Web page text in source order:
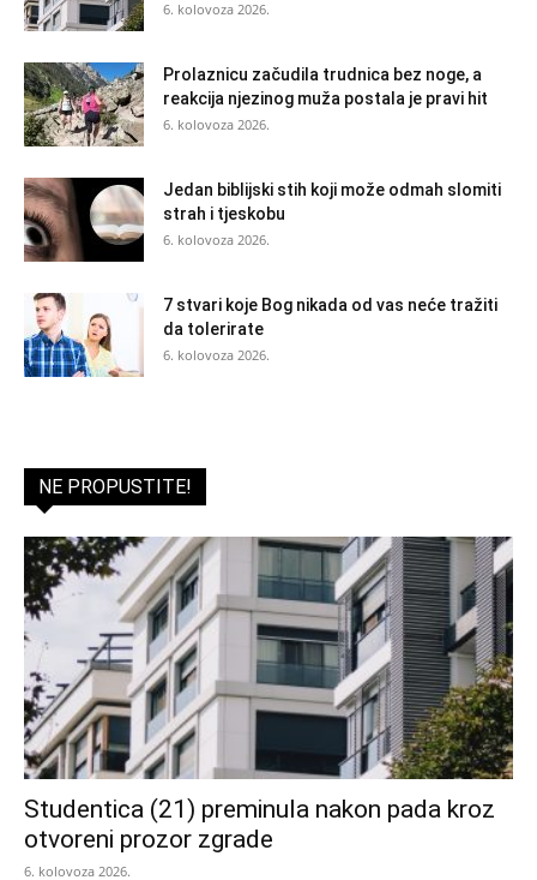
6. kolovoza 2026.
Prolaznicu začudila trudnica bez noge, a
reakcija njezinog muža postala je pravi hit
6. kolovoza 2026.
Jedan biblijski stih koji može odmah slomiti
strah i tjeskobu
6. kolovoza 2026.
7 stvari koje Bog nikada od vas neće tražiti
da tolerirate
6. kolovoza 2026.
NE PROPUSTITE!
Studentica (21) preminula nakon pada kroz
otvoreni prozor zgrade
6. kolovoza 2026.